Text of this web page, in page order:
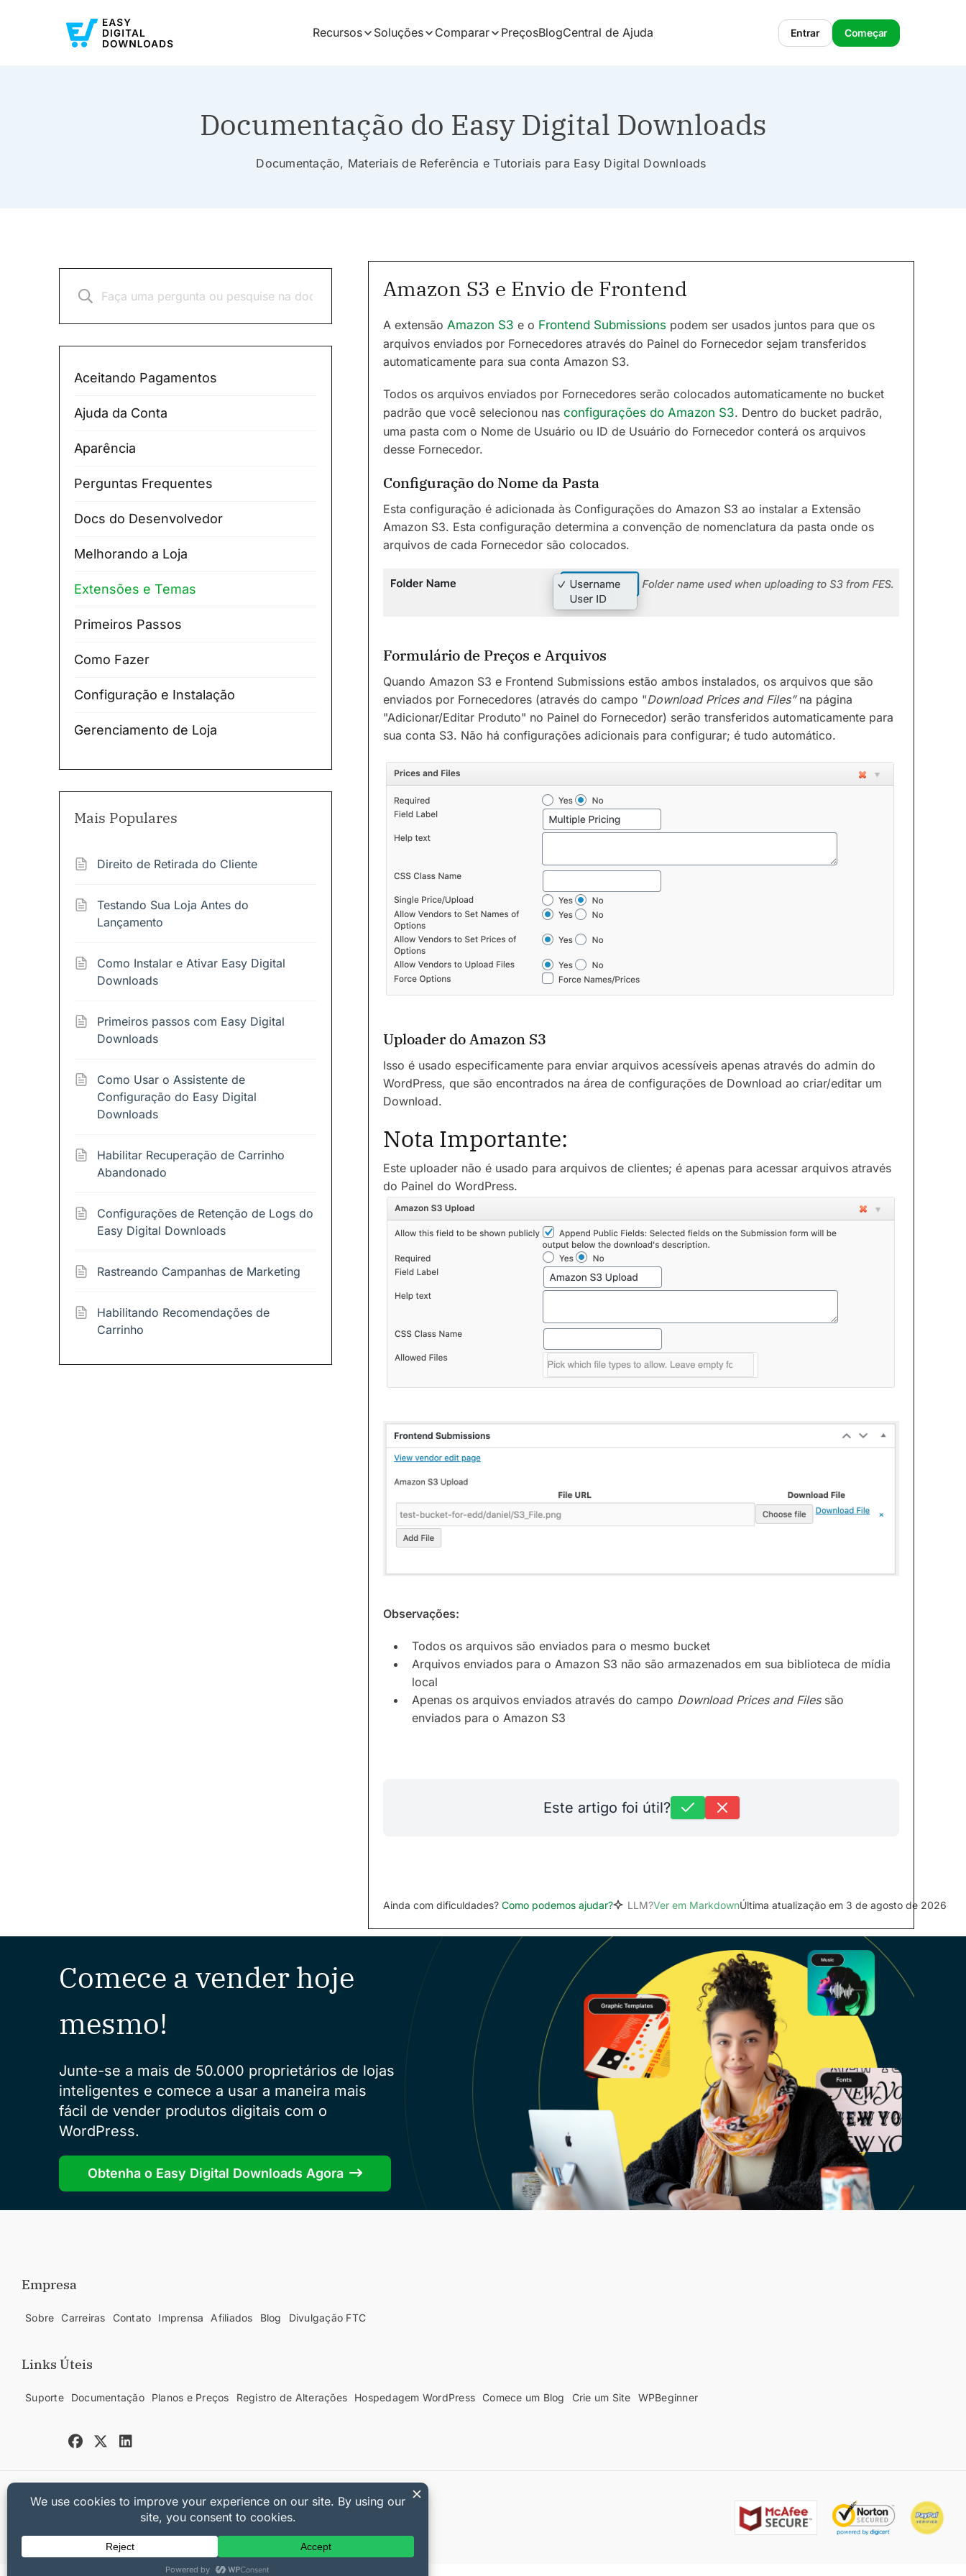
Recursos Soluções Comparar PreçosBlogCentral de Ajuda Entrar Começar
Documentação do Easy Digital Downloads
Documentação, Materiais de Referência e Tutoriais para Easy Digital Downloads
Aceitando Pagamentos
Ajuda da Conta
Aparência
Perguntas Frequentes
Docs do Desenvolvedor
Melhorando a Loja
Extensões e Temas
Primeiros Passos
Como Fazer
Configuração e Instalação
Gerenciamento de Loja
Mais Populares
Direito de Retirada do Cliente
Testando Sua Loja Antes do
Lançamento
Como Instalar e Ativar Easy Digital
Downloads
Primeiros passos com Easy Digital
Downloads
Como Usar o Assistente de
Configuração do Easy Digital
Downloads
Habilitar Recuperação de Carrinho
Abandonado
Configurações de Retenção de Logs do
Easy Digital Downloads
Rastreando Campanhas de Marketing
Habilitando Recomendações de
Carrinho
Amazon S3 e Envio de Frontend
A extensão Amazon S3 e o Frontend Submissions podem ser usados juntos para que os
arquivos enviados por Fornecedores através do Painel do Fornecedor sejam transferidos
automaticamente para sua conta Amazon S3.
Todos os arquivos enviados por Fornecedores serão colocados automaticamente no bucket
padrão que você selecionou nas configurações do Amazon S3. Dentro do bucket padrão,
uma pasta com o Nome de Usuário ou ID de Usuário do Fornecedor conterá os arquivos
desse Fornecedor.
Configuração do Nome da Pasta
Esta configuração é adicionada às Configurações do Amazon S3 ao instalar a Extensão
Amazon S3. Esta configuração determina a convenção de nomenclatura da pasta onde os
arquivos de cada Fornecedor são colocados.
Formulário de Preços e Arquivos
Quando Amazon S3 e Frontend Submissions estão ambos instalados, os arquivos que são
enviados por Fornecedores (através do campo "Download Prices and Files” na página
"Adicionar/Editar Produto" no Painel do Fornecedor) serão transferidos automaticamente para
sua conta S3. Não há configurações adicionais para configurar; é tudo automático.
Uploader do Amazon S3
Isso é usado especificamente para enviar arquivos acessíveis apenas através do admin do
WordPress, que são encontrados na área de configurações de Download ao criar/editar um
Download.
Nota Importante:
Este uploader não é usado para arquivos de clientes; é apenas para acessar arquivos através
do Painel do WordPress.
Observações:
Todos os arquivos são enviados para o mesmo bucket
Arquivos enviados para o Amazon S3 não são armazenados em sua biblioteca de mídia
local
Apenas os arquivos enviados através do campo Download Prices and Files são
enviados para o Amazon S3
Este artigo foi útil?
Ainda com dificuldades? Como podemos ajudar? LLM?Ver em MarkdownÚltima atualização em 3 de agosto de 2026
Comece a vender hoje
mesmo!
Junte-se a mais de 50.000 proprietários de lojas
inteligentes e comece a usar a maneira mais
fácil de vender produtos digitais com o
WordPress.
Obtenha o Easy Digital Downloads Agora
Empresa
Sobre Carreiras Contato Imprensa Afiliados Blog Divulgação FTC
Links Úteis
Suporte Documentação Planos e Preços Registro de Alterações Hospedagem WordPress Comece um Blog Crie um Site WPBeginner
Termos de Serviço Mapa do Site Cupom Easy Digital Downloads
[universally_switcher]